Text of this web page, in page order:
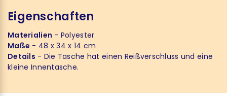
Eigenschaften
Materialien - Polyester
Maße - 48 x 34 x 14 cm
Details - Die Tasche hat einen Reißverschluss und eine
kleine Innentasche.